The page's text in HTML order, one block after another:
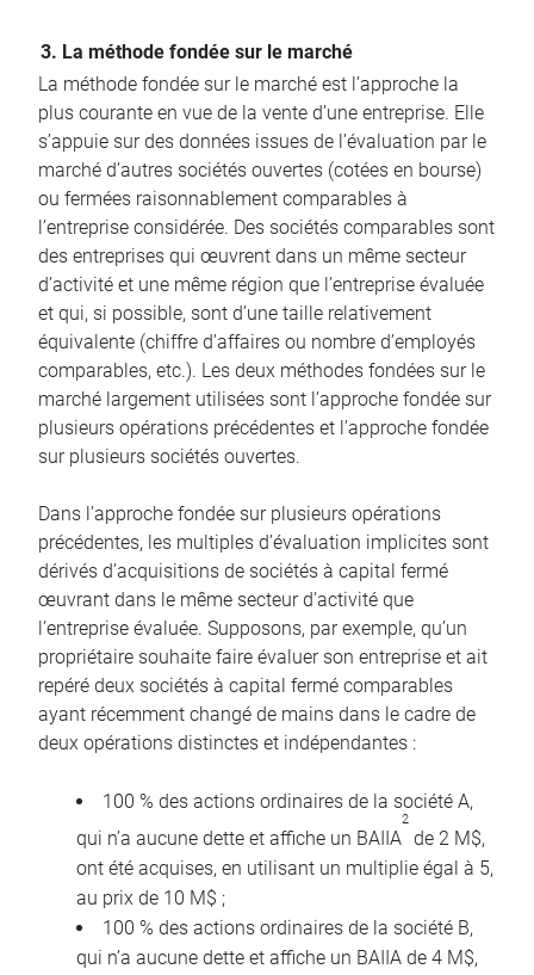
3. La méthode fondée sur le marché
La méthode fondée sur le marché est l’approche la
plus courante en vue de la vente d’une entreprise. Elle
s’appuie sur des données issues de l’évaluation par le
marché d’autres sociétés ouvertes (cotées en bourse)
ou fermées raisonnablement comparables à
l’entreprise considérée. Des sociétés comparables sont
des entreprises qui œuvrent dans un même secteur
d’activité et une même région que l’entreprise évaluée
et qui, si possible, sont d’une taille relativement
équivalente (chiffre d’affaires ou nombre d’employés
comparables, etc.). Les deux méthodes fondées sur le
marché largement utilisées sont l’approche fondée sur
plusieurs opérations précédentes et l’approche fondée
sur plusieurs sociétés ouvertes.
Dans l’approche fondée sur plusieurs opérations
précédentes, les multiples d’évaluation implicites sont
dérivés d’acquisitions de sociétés à capital fermé
œuvrant dans le même secteur d’activité que
l’entreprise évaluée. Supposons, par exemple, qu’un
propriétaire souhaite faire évaluer son entreprise et ait
repéré deux sociétés à capital fermé comparables
ayant récemment changé de mains dans le cadre de
deux opérations distinctes et indépendantes :
100 % des actions ordinaires de la société A,
qui n’a aucune dette et affiche un BAIIA
2
de 2 M$,
ont été acquises, en utilisant un multiplie égal à 5,
au prix de 10 M$ ;
100 % des actions ordinaires de la société B,
qui n’a aucune dette et affiche un BAIIA de 4 M$,